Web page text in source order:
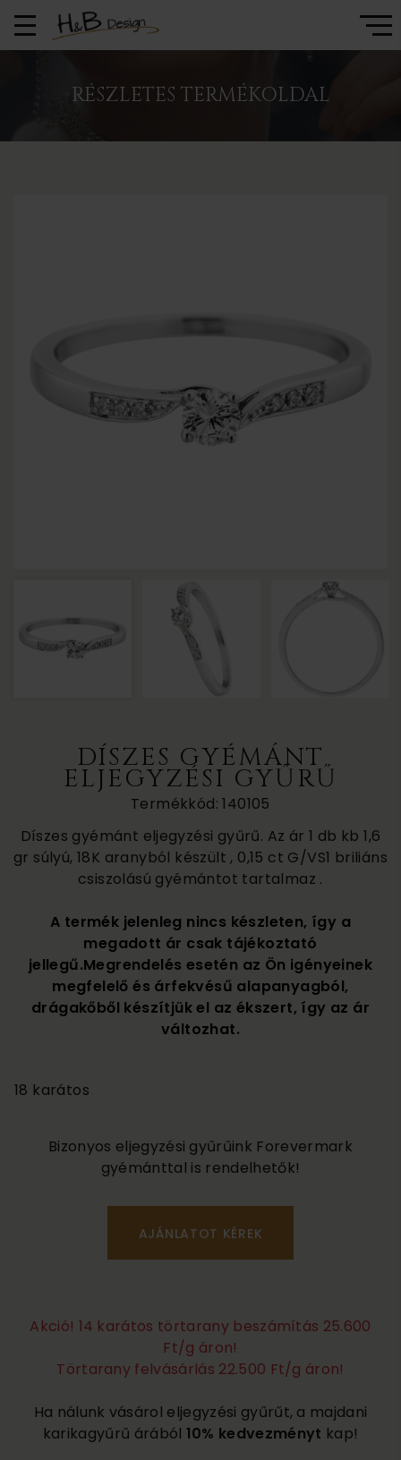
RÉSZLETES TERMÉKOLDAL
DÍSZES GYÉMÁNT
ELJEGYZÉSI GYŰRŰ
Termékkód: 140105
Díszes gyémánt eljegyzési gyűrű. Az ár 1 db kb 1,6
gr súlyú, 18K aranyból készült , 0,15 ct G/VS1 briliáns
csiszolású gyémántot tartalmaz .
A termék jelenleg nincs készleten, így a
megadott ár csak tájékoztató
jellegű.Megrendelés esetén az Ön igényeinek
megfelelő és árfekvésű alapanyagból,
drágakőből készítjük el az ékszert, így az ár
változhat.
18 karátos
Bizonyos eljegyzési gyűrűink Forevermark
gyémánttal is rendelhetők!
Akció! 14 karátos törtarany beszámítás 25.600
Ft/g áron!
Törtarany felvásárlás 22.500 Ft/g áron!
Ha nálunk vásárol eljegyzési gyűrűt, a majdani
karikagyűrű árából 10% kedvezményt kap!